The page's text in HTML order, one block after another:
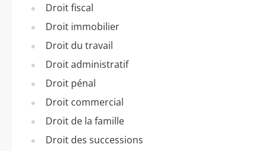
Droit fiscal
Droit immobilier
Droit du travail
Droit administratif
Droit pénal
Droit commercial
Droit de la famille
Droit des successions